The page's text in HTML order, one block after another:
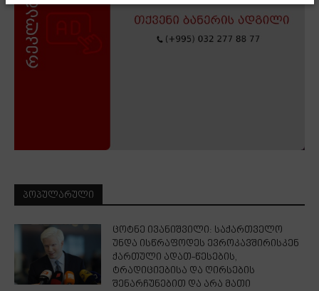
ᲞᲝᲞᲣᲚᲐᲠᲣᲚᲘ
ცოტნე ივანიშვილი: საქართველო
უნდა ისწრაფოდეს ევროკავშირისკენ
ქართული ადათ-წესების,
ტრადიციებისა და ღირსების
შენარჩუნებით და არა მათი